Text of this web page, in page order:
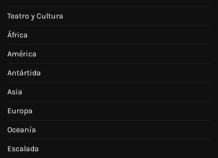
Teatro y Cultura
África
América
Antártida
Asia
Europa
Oceanía
Escalada